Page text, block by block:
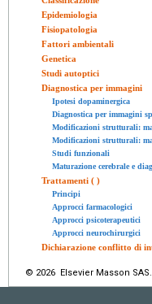
Epidemiologia
Fisiopatologia
Fattori ambientali
Genetica
Studi autoptici
Diagnostica per immagini
Ipotesi dopaminergica
Diagnostica per immagini
Modificazioni strutturali:
Modificazioni strutturali:
Studi funzionali
Maturazione cerebrale e
Trattamenti ( )
Principi
Approcci farmacologici
Approcci psicoterapeutici
Approcci neurochirurgici
Dichiarazione conflitto di
© 2026 Elsevier Masson